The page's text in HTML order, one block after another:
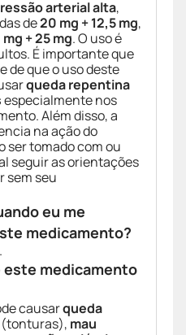
arterial alta,
de20 mg + 12,5 mg,
+ 25 mg. O uso é
É importante que
de que o uso deste
queda repentina
especialmente nos
Além disso, a
na ação do
ser tomado com ou
seguir as orientações
sem seu
eu me
medicamento?
este medicamento
causarqueda
(tonturas), mau